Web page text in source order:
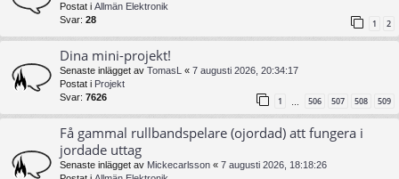
Postat i Allmän Elektronik
Svar: 28 1 2
Dina mini-projekt!
Senaste inlägget av TomasL « 7 augusti 2026, 20:34:17
Postat i Projekt
Svar: 7626 1 … 506 507 508 509
Få gammal rullbandspelare (ojordad) att fungera i
jordade uttag
Senaste inlägget av Mickecarlsson « 7 augusti 2026, 18:18:26